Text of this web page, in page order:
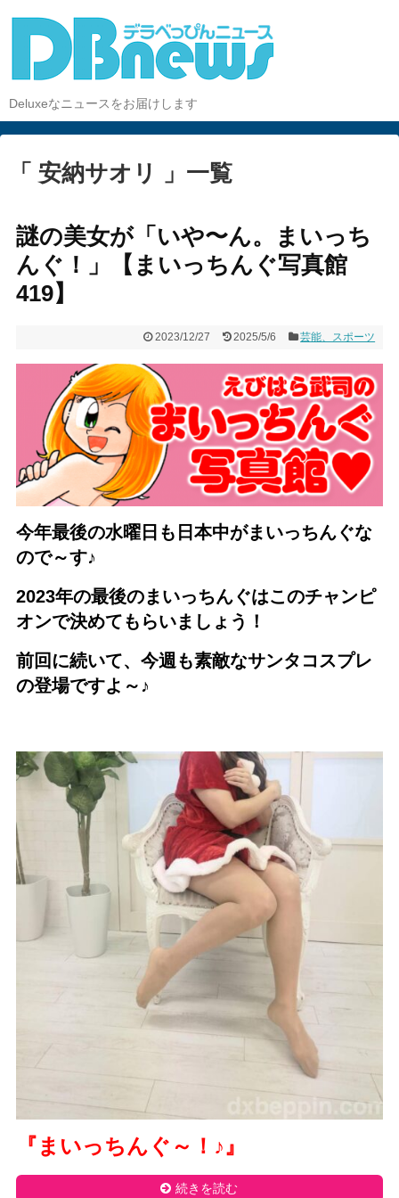
Deluxeなニュースをお届けします
「 安納サオリ 」一覧
謎の美女が「いや〜ん。まいっち
んぐ！」【まいっちんぐ写真館
419】
2023/12/27 2025/5/6 芸能、スポーツ
今年最後の水曜日も日本中がまいっちんぐな
ので～す♪
2023年の最後のまいっちんぐはこのチャンピ
オンで決めてもらいましょう！
前回に続いて、今週も素敵なサンタコスプレ
の登場ですよ～♪
『まいっちんぐ～！ ♪』
続きを読む